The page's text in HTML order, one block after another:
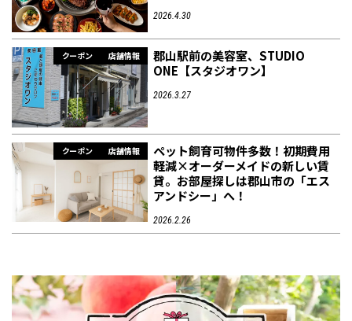
2026.4.30
クーポン 店舗情報
郡山駅前の美容室、STUDIO
ONE【スタジオワン】
2026.3.27
クーポン 店舗情報
ペット飼育可物件多数！初期費用
軽減×オーダーメイドの新しい賃
貸。お部屋探しは郡山市の「エス
アンドシー」へ！
2026.2.26